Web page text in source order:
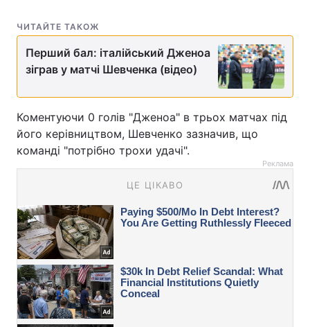
ЧИТАЙТЕ ТАКОЖ
Перший бал: італійський Дженоа
зіграв у матчі Шевченка (відео)
Коментуючи 0 голів "Дженоа" в трьох матчах під
його керівництвом, Шевченко зазначив, що
команді "потрібно трохи удачі".
Реклама